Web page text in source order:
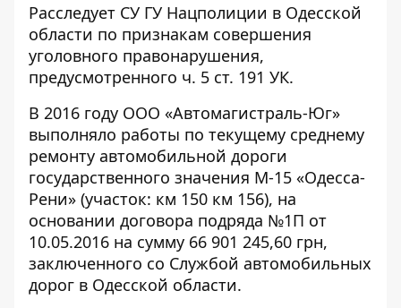
Расследует СУ ГУ Нацполиции в Одесской
области по признакам совершения
уголовного правонарушения,
предусмотренного ч. 5 ст. 191 УК.
В 2016 году ООО «Автомагистраль-Юг»
выполняло работы по текущему среднему
ремонту автомобильной дороги
государственного значения М-15 «Одесса-
Рени» (участок: км 150 км 156), на
основании договора подряда №1П от
10.05.2016 на сумму 66 901 245,60 грн,
заключенного со Службой автомобильных
дорог в Одесской области.